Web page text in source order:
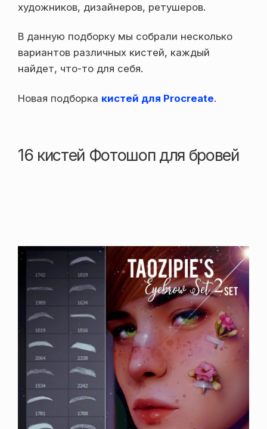
художников, дизайнеров, ретушеров.
В данную подборку мы собрали несколько
вариантов различных кистей, каждый
найдет, что-то для себя.
Новая подборка кистей для Procreate.
16 кистей Фотошоп для бровей